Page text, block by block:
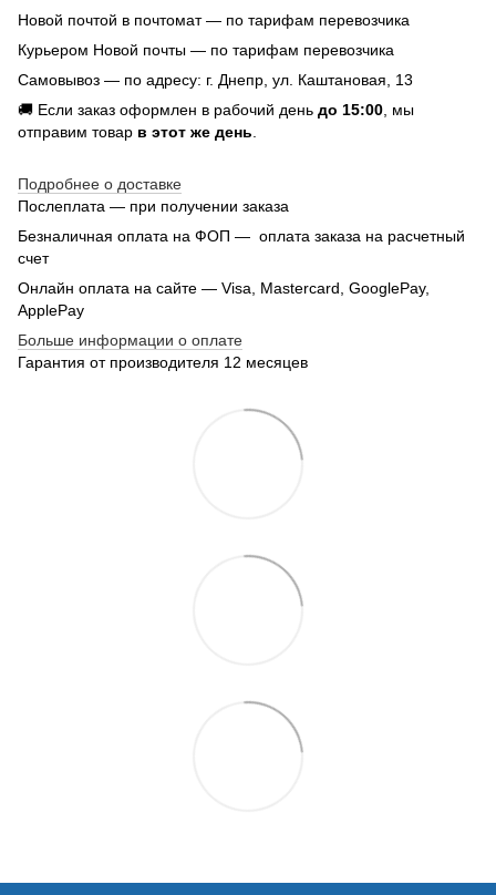
Новой почтой в почтомат — по тарифам перевозчика
Курьером Новой почты — по тарифам перевозчика
Самовывоз — по адресу: г. Днепр, ул. Каштановая, 13
🚚 Если заказ оформлен в рабочий день до 15:00 , мы
отправим товар в этот же день
Подробнее о доставке
Послеплата — при получении заказа
Безналичная оплата на ФОП — оплата заказа на расчетный
счет
Онлайн оплата на сайте — Visa, Mastercard, GooglePay,
ApplePay
Больше информации о оплате
Гарантия от производителя 12 месяцев